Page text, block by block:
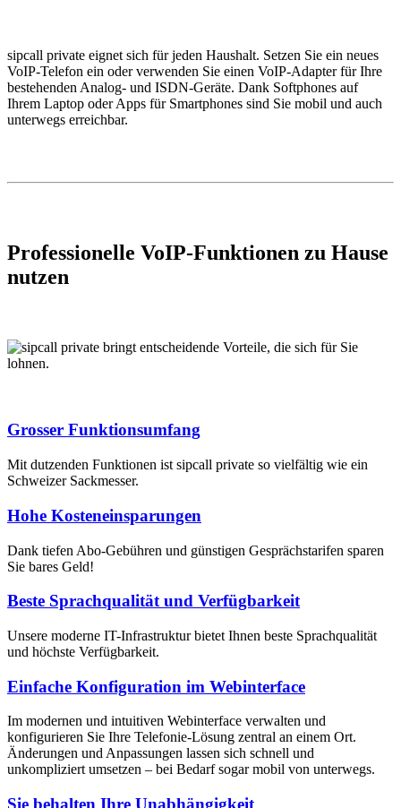
sipcall private eignet sich für jeden Haushalt. Setzen Sie ein neues
VoIP-Telefon ein oder verwenden Sie einen VoIP-Adapter für Ihre
bestehenden Analog- und ISDN-Geräte. Dank Softphones auf
Ihrem Laptop oder Apps für Smartphones sind Sie mobil und auch
unterwegs erreichbar.
Professionelle VoIP-Funktionen zu Hause
nutzen
Grosser Funktionsumfang
Mit dutzenden Funktionen ist sipcall private so vielfältig wie ein
Schweizer Sackmesser.
Hohe Kosteneinsparungen
Dank tiefen Abo-Gebühren und günstigen Gesprächstarifen sparen
Sie bares Geld!
Beste Sprachqualität und Verfügbarkeit
Unsere moderne IT-Infrastruktur bietet Ihnen beste Sprachqualität
und höchste Verfügbarkeit.
Einfache Konfiguration im Webinterface
Im modernen und intuitiven Webinterface verwalten und
konfigurieren Sie Ihre Telefonie-Lösung zentral an einem Ort.
Änderungen und Anpassungen lassen sich schnell und
unkompliziert umsetzen – bei Bedarf sogar mobil von unterwegs.
Sie behalten Ihre Unabhängigkeit